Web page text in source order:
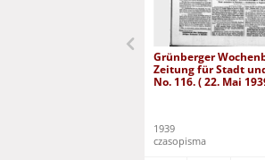
Grünberger
Zeitung für Stadt
No. 116. ( 22. Mai
1939
czasopisma